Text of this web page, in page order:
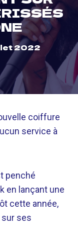
2022
coiffure
service à
penché
en lançant une
cette année,
ses